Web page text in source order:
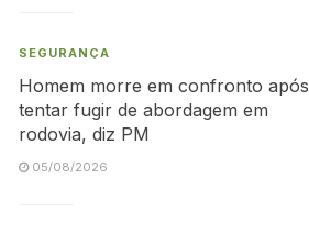
SEGURANÇA
Homem morre em confronto após
tentar fugir de abordagem em
rodovia, diz PM
05/08/2026